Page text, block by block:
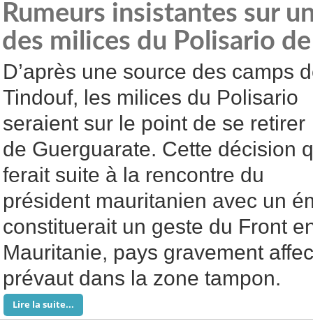
Rumeurs insistantes sur
des milices du Polisario
D’après une source des camps
Tindouf, les milices du Polisario
seraient sur le point de se retirer
de Guerguarate. Cette décision
ferait suite à la rencontre du
président mauritanien avec un
constituerait un geste du Front
Mauritanie, pays gravement
prévaut dans la zone tampon.
Lire la suite...